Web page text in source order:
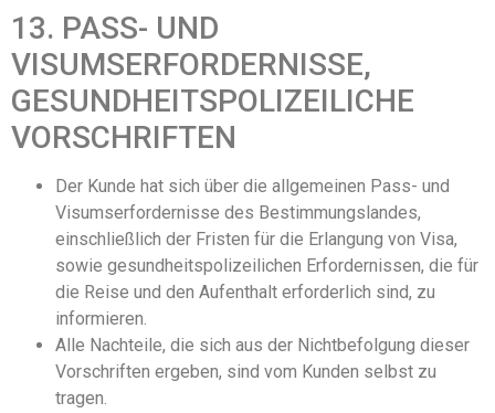
13. PASS- UND
VISUMSERFORDERNISSE,
GESUNDHEITSPOLIZEILICHE
VORSCHRIFTEN
Der Kunde hat sich über die allgemeinen Pass- und
Visumserfordernisse des Bestimmungslandes,
einschließlich der Fristen für die Erlangung von Visa,
sowie gesundheitspolizeilichen Erfordernissen, die für
die Reise und den Aufenthalt erforderlich sind, zu
informieren.
Alle Nachteile, die sich aus der Nichtbefolgung dieser
Vorschriften ergeben, sind vom Kunden selbst zu
tragen.